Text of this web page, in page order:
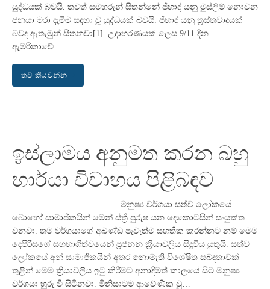
යුද්ධයක් බවයි. තවත් සමහරුන් සිතන්නේ ජිහාද් යනු මුස්ලිම් නොවන
ජනයා මරා දැමීම සඳහා වූ යුද්ධයක් බවයි. ජිහාද් යනු ත්‍රස්තවාදයක්
බවද ඇතැමුන් සිතනවා[1]. උදාහරණයක් ලෙස 9/11 දින
ඇමරිකාවේ…
තව කියවන්න
ඉස්ලාමය අනුමත කරන බහු
භාර්යා විවාහය පිළිබඳව
මනුෂ්‍ය වර්ගයා සත්ව ලෝකයේ
බොහෝ සාමාජිකයින් මෙන් ස්ත්‍රී පුරුෂ යන දෙකොටසින් සංයුක්ත
වනවා. තම වර්ගයාගේ අඛණ්ඩ පැවැත්ම සහතික කරන්නට නම් මෙම
දෙපිරිසගේ සහභාගිත්වයෙන් ප්‍රජනන ක්‍රියාවලිය සිදුවිය යුතුයි. සත්ව
ලෝකයේ අන් සාමාජිකයින් අතර නොමැති විශේෂිත සබඳතාවක්
තුළින් මෙම ක්‍රියාවලිය ඉටු කිරීමට අනාදිමත් කාලයේ සිට මනුෂ්‍ය
වර්ගයා හුරු වී සිටිනවා. මිනිසාටම ආවේණික වූ…